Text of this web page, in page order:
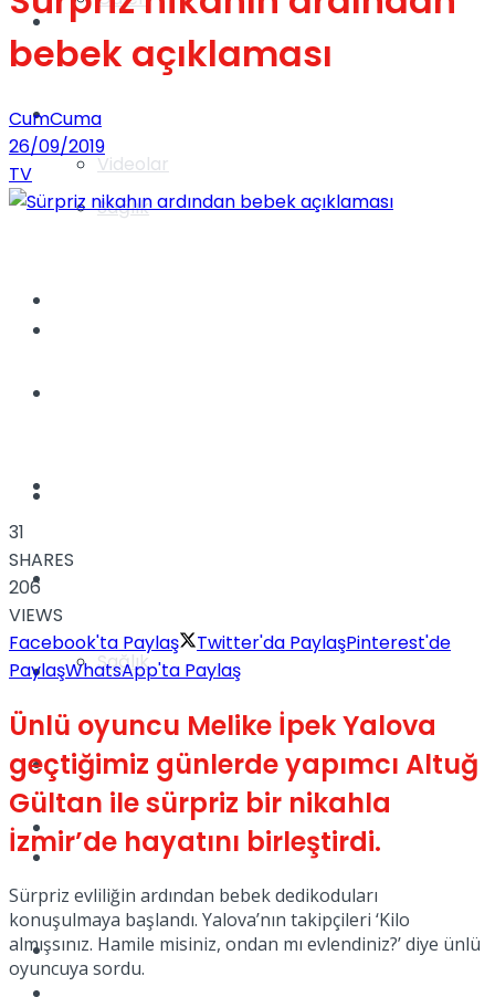
Videolar
Sağlık
TV
Gündem
Yaşam
Sağlık
Müzik
Sinema
Tatil
Spor
bebek açıklaması
CumCuma
26/09/2019
TV
31
SHARES
206
VIEWS
Facebook'ta Paylaş
Twitter'da PaylaşPinterest'de
PaylaşWhatsApp'ta Paylaş
Ünlü oyuncu Melike İpek Yalova
geçtiğimiz günlerde yapımcı Altuğ
Gültan ile sürpriz bir nikahla
İzmir’de hayatını birleştirdi.
Sürpriz evliliğin ardından bebek dedikoduları
konuşulmaya başlandı. Yalova’nın takipçileri ‘Kilo
almışsınız. Hamile misiniz, ondan mı evlendiniz?’ diye ünlü
oyuncuya sordu.